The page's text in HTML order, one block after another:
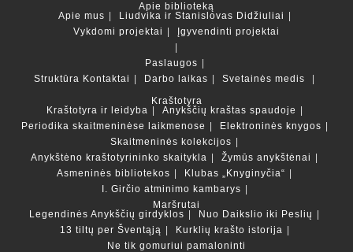
Apie biblioteką
Apie mus
Liudvika ir Stanislovas Didžiuliai
Vykdomi projektai
Įgyvendinti projektai
Paslaugos
Struktūra Kontaktai Darbo laikas
Svetainės medis
Kraštotyra
Kraštotyra ir leidyba
Anykščių kraštas spaudoje
Periodika skaitmeninėse laikmenose
Elektroninės knygos
Skaitmeninės kolekcijos
Anykštėno kraštotyrininko skaitykla
Žymūs anykštėnai
Asmeninės bibliotekos
Klubas „Knyginyčia“
I. Girčio atminimo kambarys
Maršrutai
Legendinės Anykščių girdyklos
Nuo Daikslio iki Peslių
13 tiltų per Šventąją
Kurklių krašto istorija
Ne tik gomuriui pamaloninti